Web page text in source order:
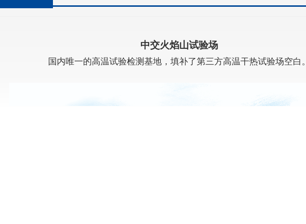
中交火焰山试验场
国内唯一的高温试验检测基地，填补了第三方高温干热试验场空白。